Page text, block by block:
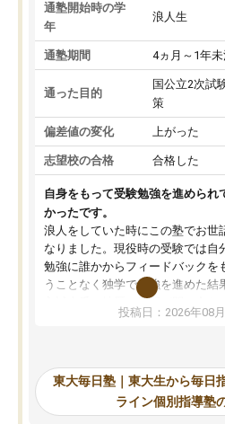
通塾開始時の学
年
浪人生
通塾期間 4ヵ月～1年
通った目的
国公立2次試
策
偏差値の変化 上がった
志望校の合格 合格した
自身をもって受験勉強を進められ
かったです。
浪人をしていた時にこの塾でお世
なりました。現役時の受験では自
勉強に誰かからフィードバックを
うことなく独学で勉強を進めた結
入試本番に地歴の学習が間に合わ
合格となってしまいました。その
東大毎日塾にたどり着きました。
の長期計画や日々の勉強のやり方
いて客観的なアドバイスをいただ
投稿日：2026年08
東大毎日塾｜東大生から毎日
ライン個別指導塾